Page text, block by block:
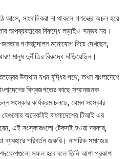
আসে, সাংবাদিকরা না থাকলে গণতন্ত্র অচল হয়ে
অপব্যবহারের বিরুদ্ধে লড়াইও সম্ভব নয়।
জনতার গণআন্দোলন মনোযোগ দিয়ে দেখছেন,
মানুষ দুর্নীতির বিরুদ্ধে দাঁড়িয়েছিল।
উত্থান যখন বৃদ্ধির পথে, তখন বাংলাদেশে
বিশ্বজগতের কাছে সম্মানজনক
সংস্কার কার্যক্রম চলছে, যেমন সংস্কার
অনেকটাই বাংলাদেশের টিআই এর
এই সংস্কারগুলো টেকসই হওয়া দরকার,
ব্যবহারে পরিবর্তন জরুরি। নাগরিক সমাজের
সফল হবে বলে তিনি আশা প্রকাশ